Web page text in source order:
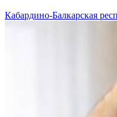
Кабардино-Балкарская